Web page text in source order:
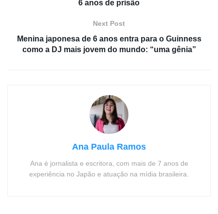
6 anos de prisão
Next Post
Menina japonesa de 6 anos entra para o Guinness
como a DJ mais jovem do mundo: “uma gênia”
Ana Paula Ramos
Ana é jornalista e escritora, com mais de 7 anos de
experiência no Japão e atuação na mídia brasileira.